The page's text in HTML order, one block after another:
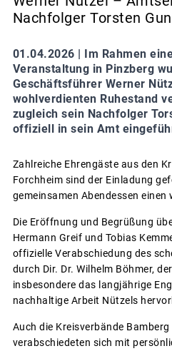
Nachfolger Torsten
01.04.2026 | Im Rahmen
Veranstaltung in Pinzberg
Geschäftsführer Werner
wohlverdienten Ruhestand
zugleich sein Nachfolger
offiziell in sein Amt
Zahlreiche Ehrengäste aus den
Forchheim sind der Einladung
gemeinsamen Abendessen
Die Eröffnung und Begrüßung
Hermann Greif und Tobias
offizielle Verabschiedung des
durch Dir. Dr. Wilhelm Böhmer,
insbesondere das langjährige
nachhaltige Arbeit Nützels
Auch die Kreisverbände
verabschiedeten sich mit